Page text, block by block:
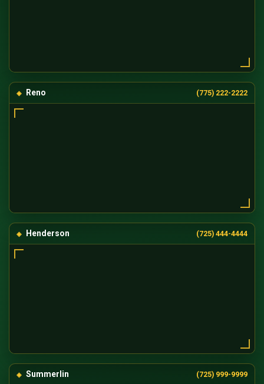
Reno (775) 222-2222
Henderson (725) 444-4444
Summerlin (725) 999-9999